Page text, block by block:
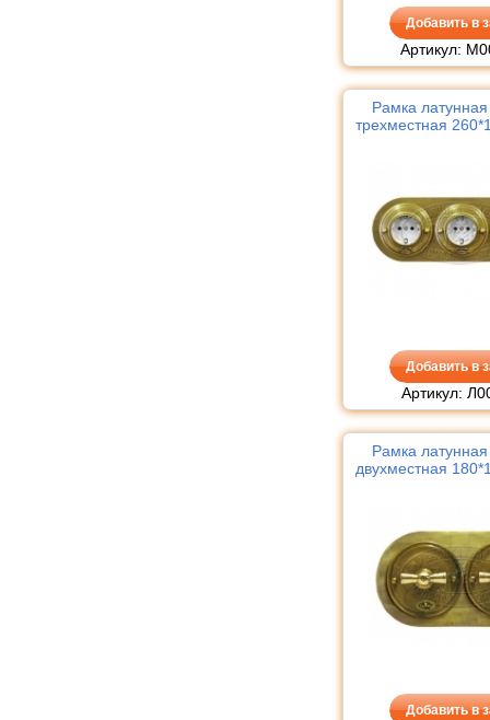
Добавить в
Артикул:
Рамка латунная
трехместная
Добавить в
Артикул:
Рамка латунная
двухместная
Добавить в